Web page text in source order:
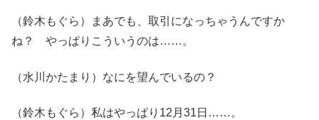
（鈴木もぐら）まあでも、取引になっちゃうんですか
ね？ やっぱりこういうのは……。
（水川かたまり）なにを望んでいるの？
（鈴木もぐら）私はやっぱり12月31日……。